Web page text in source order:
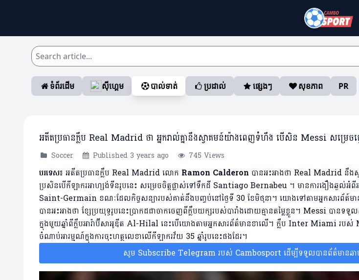
ទំព័រដើម ស៊ីហ្គេម បាល់ទាត់ ប្រដាល់ ផ្សេងៗ សុខភាព PR
អតីតប្រធានក្លឹប Real Madrid ថា អ្នករាល់គ្នានឹងស្វាគមន៍យ៉ាងពេញទំហឹង បើសិន Messi សម្រេច
Soccer Published 3 years ago 745 Views
បរទេស៖ អតីតប្រធានក្លឹប Real Madrid លោក Ramon Calderon បានអះអាងថា Real Madrid នឹ
ប្រសិនបើកីឡាករអាហ្សង់ទីនរូបនេះ សម្រេចចិត្តផ្លាស់ទៅទឹកដី Santiago Bernabeu ។ មានការងឿងឆ្ង
Saint-Germain ខណៈដែលកិច្ចសន្យារបស់គាត់នឹងបញ្ចប់នៅថ្ងៃទី 30 ខែមិថុនា។ យោងទៅតាមអ្នកសារព័
បានអះអាងថា ខ្សែប្រយុទ្ធរូបនេះប្រាកដជាចាកចេញពីក្លឹបយក្សរបស់បារាំងដោយគ្មានតម្លៃខ្លួន។ Messi បាន
ក្នុងមួយឆ្នាំពីក្លឹបអារ៉ាប៊ីសាអូឌីត Al-Hilal នេះបើយោងតាមអ្នកសារព័ត៌មានខាលើ។ ក្លឹប Inter Miami រប
ចំណាប់អារម្មណ៍ក្នុងការចុះហត្ថលេខាលើកីឡាករវ័យ 35 ឆ្នាំរូបនេះផងដែរ។
សូម Subscribe Telegram របស់ Cambosport ដើម្បីទទួលបានព័ត៌មានឆ